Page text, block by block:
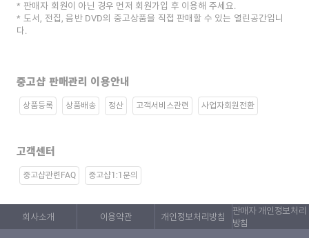
판매자 회원이 아닌 경우 먼저 회원가입 후 이용해 주세요.
도서, 전집, 음반 DVD의 중고상품을 직접 판매할 수 있는 열린공간입니
다.
중고샵 판매관리 이용안내
상품등록 상품배송 정산 고객서비스관련 사업자회원전환
고객센터
중고샵관련FAQ 중고샵1:1문의
회사소개 이용약관 개인정보처리방침
판매자 개인정보처리
방침